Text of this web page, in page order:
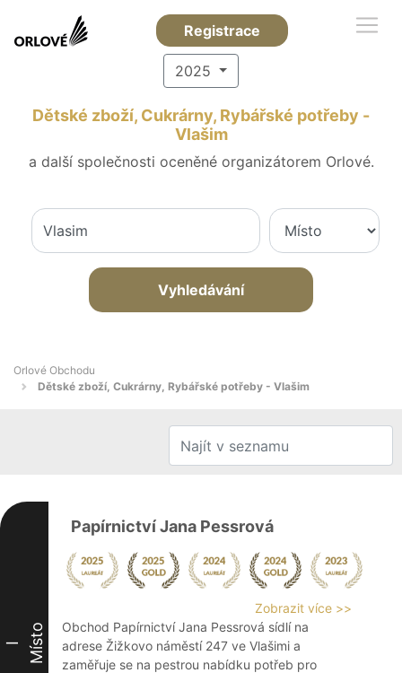
Registrace
2025
Dětské zboží, Cukrárny, Rybářské potřeby -
Vlašim
a další společnosti oceněné organizátorem Orlové.
Vyhledávání
Orlové Obchodu
Dětské zboží, Cukrárny, Rybářské potřeby - Vlašim
I Místo
Papírnictví Jana Pessrová
Zobrazit více >>
Obchod Papírnictví Jana Pessrová sídlí na
adrese Žižkovo náměstí 247 ve Vlašimi a
zaměřuje se na pestrou nabídku potřeb pro